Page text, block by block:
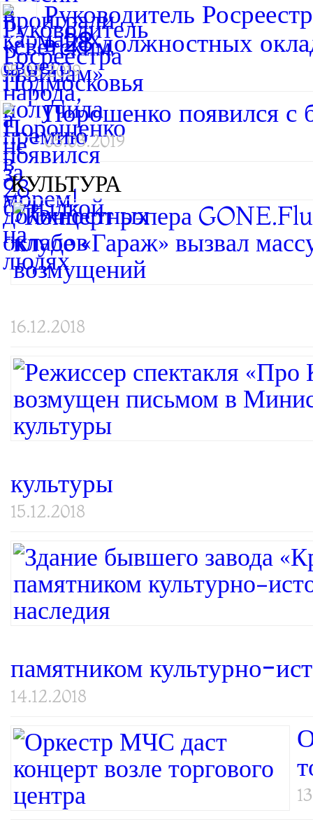
Руководитель
в 28 должностных
05.03.2019
Порошенко появился с
05.03.2019
КУЛЬТУРА
16.12.2018
культуры
15.12.2018
памятником культурно-
14.12.2018